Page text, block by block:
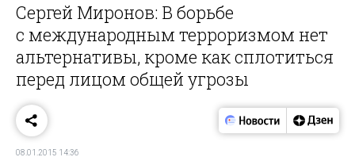
Сергей Миронов: В борьбе
с международным терроризмом нет
альтернативы, кроме как сплотиться
перед лицом общей угрозы
08.01.2015 14:36